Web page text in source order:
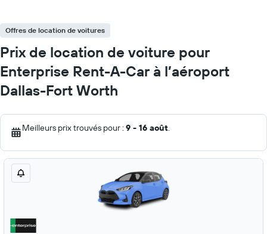
Offres de location de voitures
Prix de location de voiture pour
Enterprise Rent-A-Car à l’aéroport
Dallas-Fort Worth
Meilleurs prix trouvés pour : 9 - 16 août.